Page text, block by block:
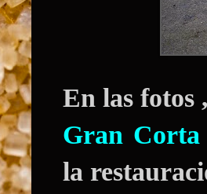
En las fotos
Gran Corta
la